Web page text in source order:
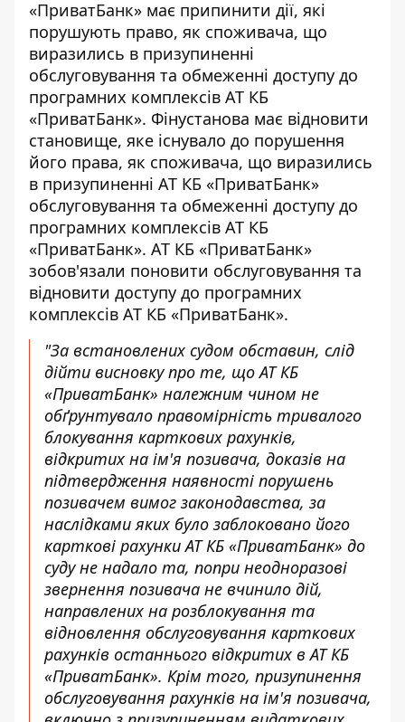
«ПриватБанк» має припинити дії, які
порушують право, як споживача, що
виразились в призупиненні
обслуговування та обмеженні доступу до
програмних комплексів АТ КБ
«ПриватБанк». Фінустанова має відновити
становище, яке існувало до порушення
його права, як споживача, що виразились
в призупиненні АТ КБ «ПриватБанк»
обслуговування та обмеженні доступу до
програмних комплексів АТ КБ
«ПриватБанк». АТ КБ «ПриватБанк»
зобов'язали поновити обслуговування та
відновити доступу до програмних
комплексів АТ КБ «ПриватБанк».
"За встановлених судом обставин, слід
дійти висновку про те, що АТ КБ
«ПриватБанк» належним чином не
обґрунтувало правомірність тривалого
блокування карткових рахунків,
відкритих на ім'я позивача, доказів на
підтвердження наявності порушень
позивачем вимог законодавства, за
наслідками яких було заблоковано його
карткові рахунки АТ КБ «ПриватБанк» до
суду не надало та, попри неодноразові
звернення позивача не вчинило дій,
направлених на розблокування та
відновлення обслуговування карткових
рахунків останнього відкритих в АТ КБ
«ПриватБанк». Крім того, призупинення
обслуговування рахунків на ім'я позивача,